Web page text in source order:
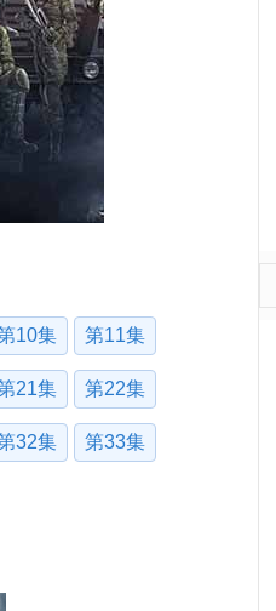
10集 第11集
21集 第22集
32集 第33集